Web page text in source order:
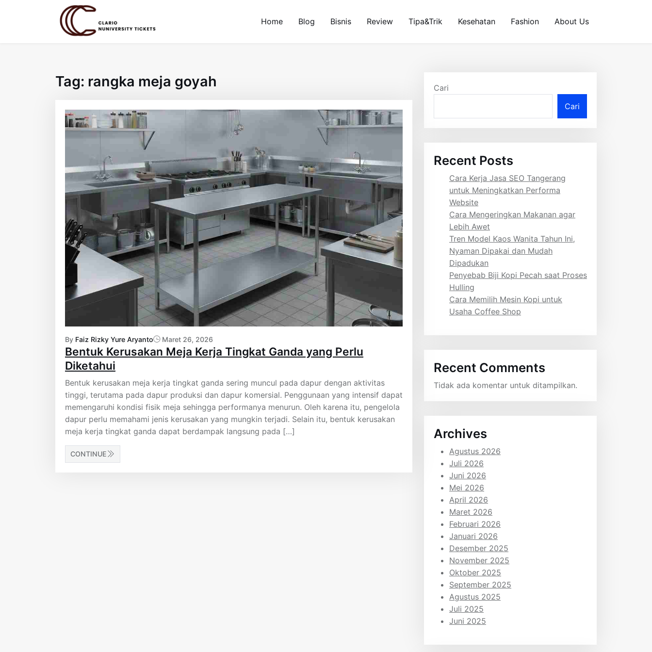
Home Blog Bisnis Review Tipa&Trik Kesehatan Fashion About Us
Tag: rangka meja goyah
By Faiz Rizky Yure Aryanto Maret 26, 2026
Bentuk Kerusakan Meja Kerja Tingkat Ganda yang Perlu
Diketahui
Bentuk kerusakan meja kerja tingkat ganda sering muncul pada dapur dengan aktivitas
tinggi, terutama pada dapur produksi dan dapur komersial. Penggunaan yang intensif dapat
memengaruhi kondisi fisik meja sehingga performanya menurun. Oleh karena itu, pengelola
dapur perlu memahami jenis kerusakan yang mungkin terjadi. Selain itu, bentuk kerusakan
meja kerja tingkat ganda dapat berdampak langsung pada […]
CONTINUE
Cari
Cari
Recent Posts
Cara Kerja Jasa SEO Tangerang
untuk Meningkatkan Performa
Website
Cara Mengeringkan Makanan agar
Lebih Awet
Tren Model Kaos Wanita Tahun Ini,
Nyaman Dipakai dan Mudah
Dipadukan
Penyebab Biji Kopi Pecah saat Proses
Hulling
Cara Memilih Mesin Kopi untuk
Usaha Coffee Shop
Recent Comments
Tidak ada komentar untuk ditampilkan.
Archives
Agustus 2026
Juli 2026
Juni 2026
Mei 2026
April 2026
Maret 2026
Februari 2026
Januari 2026
Desember 2025
November 2025
Oktober 2025
September 2025
Agustus 2025
Juli 2025
Juni 2025